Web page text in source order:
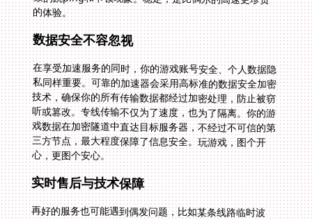
的体验。
数据安全不容忽视
在享受加速服务的同时，你的游戏账号安全、个人数据隐
私同样重要。可靠的加速器会采用高标准的数据安全加密
技术，确保你的所有传输数据都经过加密处理，防止被窃
听或篡改。专线传输不仅为了速度，也为了隔离。你的游
戏数据在加密隧道中直达目标服务器，不经过不可信的第
三方节点，最大程度保障了信息安全。玩游戏，图个开
心，更图个安心。
实时售后与技术保障
再好的服务也可能遇到偶发问题，比如某条线路临时波
动，或是客户端兼容性出现状况。这时，售后服务的价值
就凸显出来了。是否有7x24小时的实时客服？技术团队
是否专业，能否快速定位并解决网络问题？这决定了你在
遇到麻烦时，是能迅速重回战场，还是只能无奈等待。一